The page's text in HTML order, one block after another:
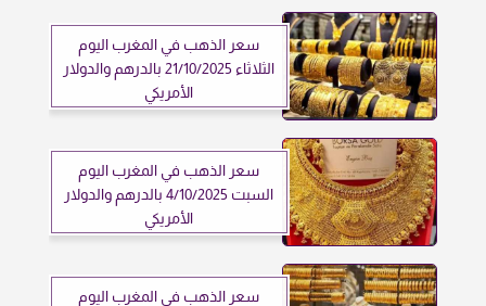
سعر الذهب في المغرب اليوم
الثلاثاء 21/10/2025 بالدرهم والدولار
الأمريكي
سعر الذهب في المغرب اليوم
السبت 4/10/2025 بالدرهم والدولار
الأمريكي
سعر الذهب في المغرب اليوم